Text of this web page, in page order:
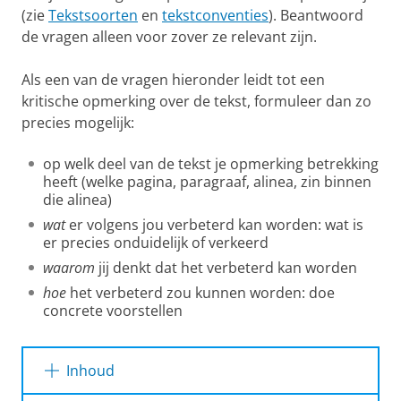
(zieTekstsoorten en tekstconventies). Beantwoord
de vragen alleen voor zover ze relevant zijn.
Als een van de vragen hieronder leidt tot een
kritische opmerking over de tekst, formuleer dan zo
precies mogelijk:
op welk deel van de tekst je opmerking betrekking
heeft (welke pagina, paragraaf, alinea, zin binnen
die alinea)
water volgens jou verbeterd kan worden: wat is
er precies onduidelijk of verkeerd
waarom jij denkt dat het verbeterd kan worden
hoe het verbeterd zou kunnen worden: doe
concrete voorstellen
Inhoud